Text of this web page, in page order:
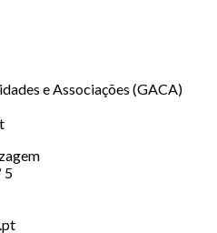
e Associações (GACA)
5